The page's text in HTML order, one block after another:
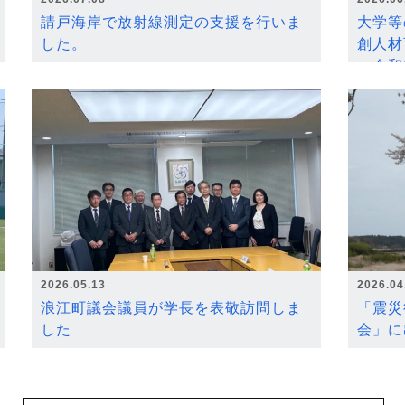
請戸海岸で放射線測定の支援を行いま
した。
大学
創人
～令
2026.05.13
浪江町議会議員が学長を表敬訪問しま
した
「震
会」